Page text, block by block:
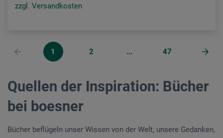
zzgl. Versandkosten
1 2 ... 47
Quellen der Inspiration: Bücher
bei boesner
Bücher beflügeln unser Wissen von der Welt, unsere Gedanken,